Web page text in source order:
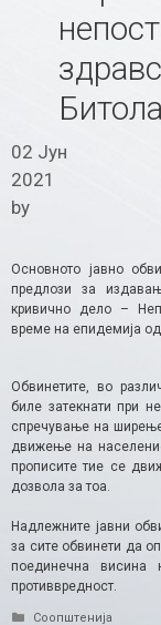
Битола
02 Јун
2021
by
Основното јавно
предлози за
кривично дело –
време на епидемија
Обвинетите, во
биле затекнати при
спречување на
движење на
прописите тие се
дозвола за тоа.
Надлежните јавни
за сите обвинети да
поединечна
противвредност.​​
Categories
Соопштенија